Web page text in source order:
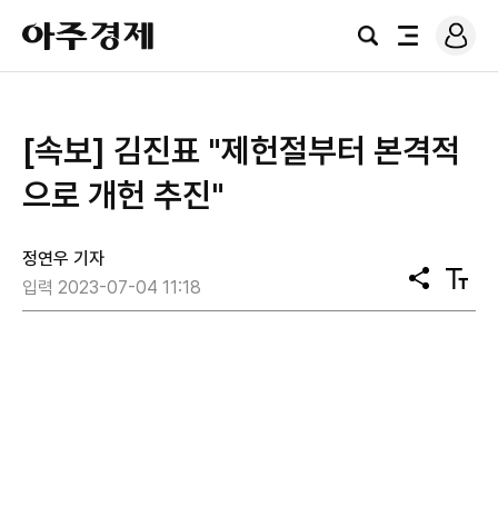
아
주
경
검
전
로
그
[속보] 김진표 "제헌절부터 본격적
으로 개헌 추진"
정연우 기자
입력 2023-07-04 11:18
공
유
텍
스